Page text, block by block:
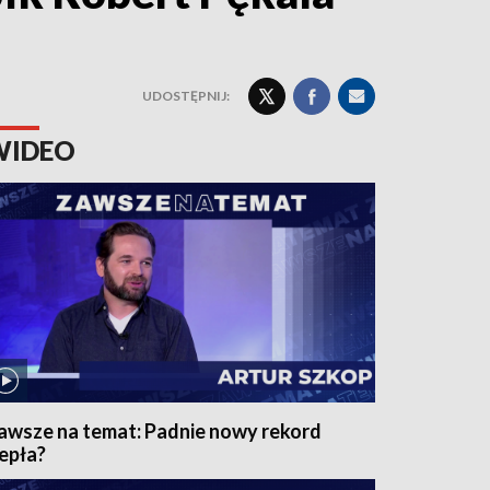
UDOSTĘPNIJ:
na temat: Padnie nowy rekord